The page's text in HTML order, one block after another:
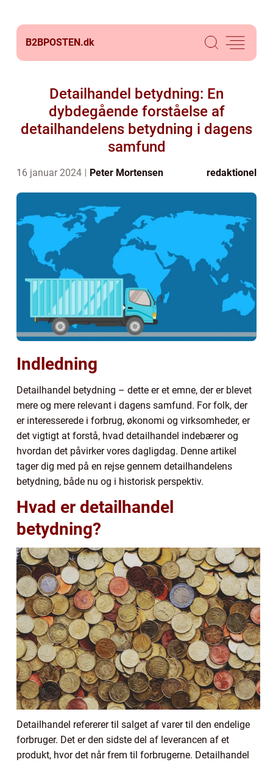
B2BPOSTEN.dk
Detailhandel betydning: En
dybdegående forståelse af
detailhandelens betydning i dagens
samfund
16 januar 2024 Peter Mortensen redaktionel
Indledning
Detailhandel betydning – dette er et emne, der er blevet
mere og mere relevant i dagens samfund. For folk, der
er interesserede i forbrug, økonomi og virksomheder, er
det vigtigt at forstå, hvad detailhandel indebærer og
hvordan det påvirker vores dagligdag. Denne artikel
tager dig med på en rejse gennem detailhandelens
betydning, både nu og i historisk perspektiv.
Hvad er detailhandel
betydning?
Detailhandel refererer til salget af varer til den endelige
forbruger. Det er den sidste del af leverancen af et
produkt, hvor det når frem til forbrugerne. Detailhandel